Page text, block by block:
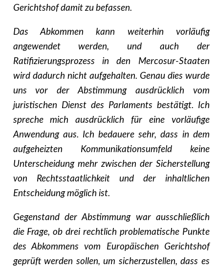
Gerichtshof damit zu befassen.
Das Abkommen kann weiterhin vorläufig
angewendet werden, und auch der
Ratifizierungsprozess in den Mercosur-Staaten
wird dadurch nicht aufgehalten. Genau dies wurde
uns vor der Abstimmung ausdrücklich vom
juristischen Dienst des Parlaments bestätigt. Ich
spreche mich ausdrücklich für eine vorläufige
Anwendung aus. Ich bedauere sehr, dass in dem
aufgeheizten Kommunikationsumfeld keine
Unterscheidung mehr zwischen der Sicherstellung
von Rechtsstaatlichkeit und der inhaltlichen
Entscheidung möglich ist.
Gegenstand der Abstimmung war ausschließlich
die Frage, ob drei rechtlich problematische Punkte
des Abkommens vom Europäischen Gerichtshof
geprüft werden sollen, um sicherzustellen, dass es